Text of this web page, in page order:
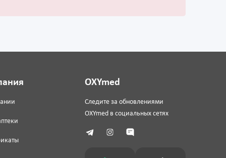
OXYmed
Следите за обновлениями
OXYmed в социальных сетях